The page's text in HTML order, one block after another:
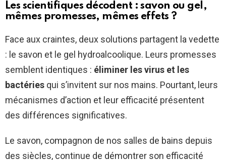
Les scientifiques décodent : savon ou gel,
mêmes promesses, mêmes effets ?
Face aux craintes, deux solutions partagent la vedette
: le savon et le gel hydroalcoolique. Leurs promesses
semblent identiques : éliminer les virus et les
bactéries qui s’invitent sur nos mains. Pourtant, leurs
mécanismes d’action et leur efficacité présentent
des différences significatives.
Le savon, compagnon de nos salles de bains depuis
des siècles, continue de démontrer son efficacité